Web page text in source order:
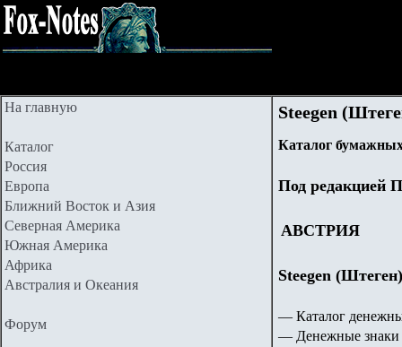
На главную
Каталог
Россия
Европа
Ближний Восток и Азия
Северная Америка
Южная Америка
Африка
Австралия и Океания
Форум
Steegen
Каталог
Под редакцией
АВСТРИЯ
Steegen
— Каталог
— Денежные знаки